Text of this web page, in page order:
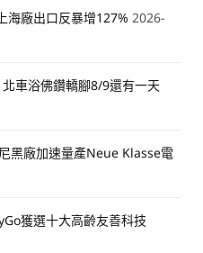
海廠出口反暴增127% 2026-
車浴佛鑽轎腳8/9還有一天
黑廠加速量產Neue Klasse電
獲選十大高齡友善科技